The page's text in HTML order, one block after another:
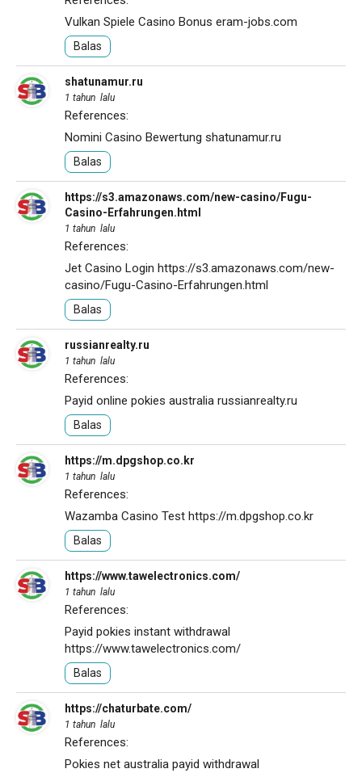
Vulkan Spiele Casino Bonus eram-jobs.com
Balas
shatunamur.ru
1 tahun lalu
References:
Nomini Casino Bewertung shatunamur.ru
Balas
https://s3.amazonaws.com/new-casino/Fugu-
Casino-Erfahrungen.html
1 tahun lalu
References:
Jet Casino Login https://s3.amazonaws.com/new-
casino/Fugu-Casino-Erfahrungen.html
Balas
russianrealty.ru
1 tahun lalu
References:
Payid online pokies australia russianrealty.ru
Balas
https://m.dpgshop.co.kr
1 tahun lalu
References:
Wazamba Casino Test https://m.dpgshop.co.kr
Balas
https://www.tawelectronics.com/
1 tahun lalu
References:
Payid pokies instant withdrawal
https://www.tawelectronics.com/
Balas
https://chaturbate.com/
1 tahun lalu
References:
Pokies net australia payid withdrawal